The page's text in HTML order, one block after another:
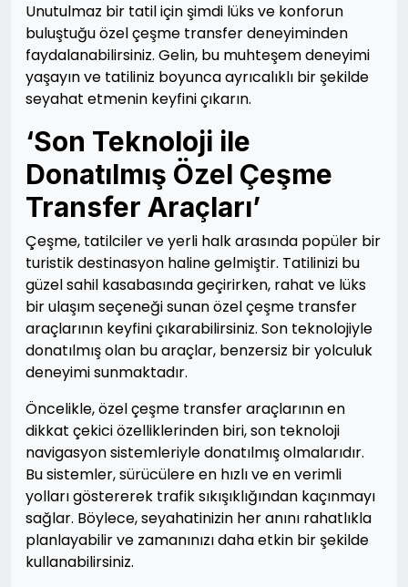
Unutulmaz bir tatil için şimdi lüks ve konforun
buluştuğu özel çeşme transfer deneyiminden
faydalanabilirsiniz. Gelin, bu muhteşem deneyimi
yaşayın ve tatiliniz boyunca ayrıcalıklı bir şekilde
seyahat etmenin keyfini çıkarın.
‘Son Teknoloji ile
Donatılmış Özel Çeşme
Transfer Araçları’
Çeşme, tatilciler ve yerli halk arasında popüler bir
turistik destinasyon haline gelmiştir. Tatilinizi bu
güzel sahil kasabasında geçirirken, rahat ve lüks
bir ulaşım seçeneği sunan özel çeşme transfer
araçlarının keyfini çıkarabilirsiniz. Son teknolojiyle
donatılmış olan bu araçlar, benzersiz bir yolculuk
deneyimi sunmaktadır.
Öncelikle, özel çeşme transfer araçlarının en
dikkat çekici özelliklerinden biri, son teknoloji
navigasyon sistemleriyle donatılmış olmalarıdır.
Bu sistemler, sürücülere en hızlı ve en verimli
yolları göstererek trafik sıkışıklığından kaçınmayı
sağlar. Böylece, seyahatinizin her anını rahatlıkla
planlayabilir ve zamanınızı daha etkin bir şekilde
kullanabilirsiniz.